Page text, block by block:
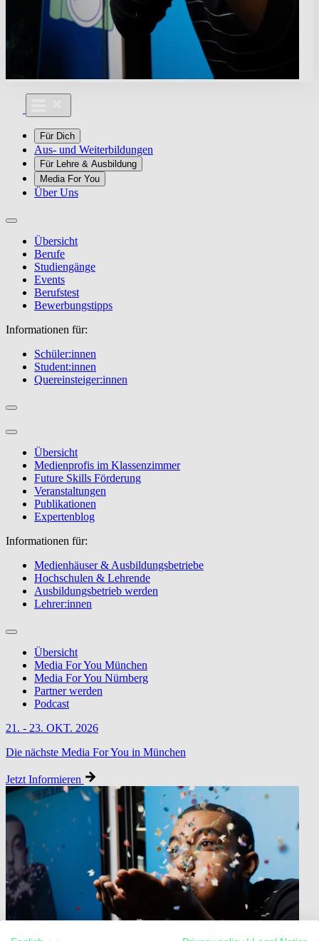
Für Dich
Aus- und Weiterbildungen
Für Lehre & Ausbildung
Media For You
Über Uns
Übersicht
Berufe
Studiengänge
Events
Berufstest
Bewerbungstipps
Informationen für:
Schüler:innen
Student:innen
Quereinsteiger:innen
Übersicht
Medienprofis im Klassenzimmer
Future Skills Förderung
Veranstaltungen
Publikationen
Expertenblog
Informationen für:
Medienhäuser & Ausbildungsbetriebe
Hochschulen & Lehrende
Ausbildungsbetrieb werden
Lehrer:innen
Übersicht
Media For You München
Media For You Nürnberg
Partner werden
Podcast
21. - 23. OKT. 2026
Die nächste Media For You in München
Jetzt Informieren